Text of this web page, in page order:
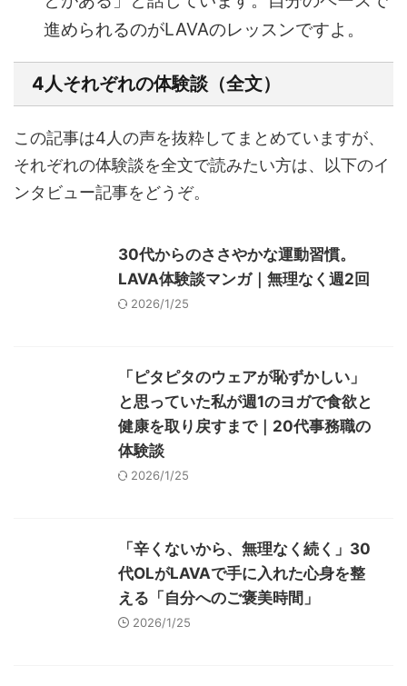
進められるのがLAVAのレッスンですよ。
4人それぞれの体験談（全文）
この記事は4人の声を抜粋してまとめていますが、
それぞれの体験談を全文で読みたい方は、以下のイ
ンタビュー記事をどうぞ。
30代からのささやかな運動習慣。
LAVA体験談マンガ｜無理なく週2回
2026/1/25
「ピタピタのウェアが恥ずかしい」
と思っていた私が週1のヨガで食欲と
健康を取り戻すまで｜20代事務職の
体験談
2026/1/25
「辛くないから、無理なく続く」30
代OLがLAVAで手に入れた心身を整
える「自分へのご褒美時間」
2026/1/25